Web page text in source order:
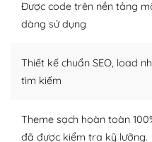
tìm kiếm chúng trên
Dễ dàng tùy chỉnh trên
– Sở hữu một cộng đồng
người cuồng tín
Được code trên nền tảng
dàng sử dụng
Thiết kế chuẩn SEO, load
tìm kiếm
Theme sạch hoàn toàn
đã được kiểm tra kỹ lưỡng.